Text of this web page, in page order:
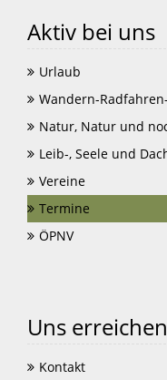
Aktiv bei uns
Urlaub
Wandern-
Natur, Natur und
Leib-, Seele und
Vereine
Termine
ÖPNV
Uns erreichen
Kontakt